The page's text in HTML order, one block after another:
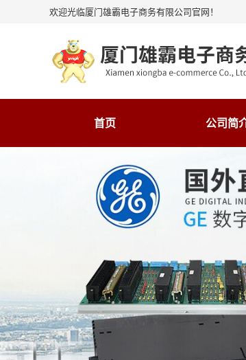
欢迎光临厦门雄霸电子商务有限公司官网！
首页 公司简